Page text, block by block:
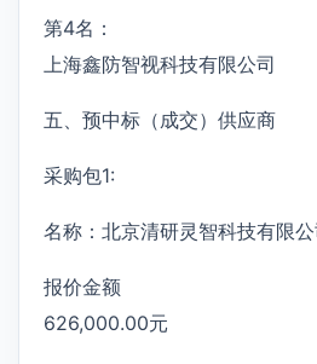
第4名：
上海鑫防智视科技有限公司
五、预中标（成交）供应商
采购包1:
名称：北京清研灵智科技有限
报价金额
626,000.00元